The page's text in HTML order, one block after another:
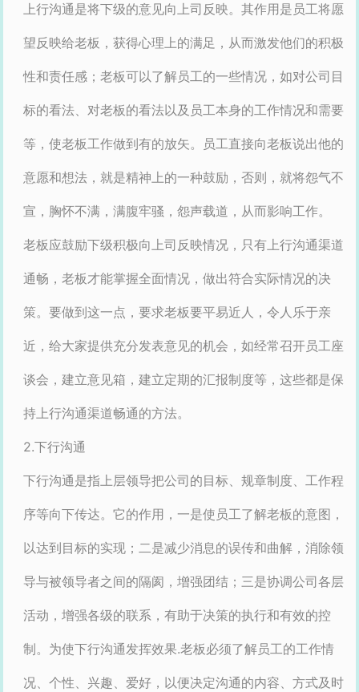
上行沟通是将下级的意见向上司反映。其作用是员工将愿
望反映给老板，获得心理上的满足，从而激发他们的积极
性和责任感；老板可以了解员工的一些情况，如对公司目
标的看法、对老板的看法以及员工本身的工作情况和需要
等，使老板工作做到有的放矢。员工直接向老板说出他的
意愿和想法，就是精神上的一种鼓励，否则，就将怨气不
宣，胸怀不满，满腹牢骚，怨声载道，从而影响工作。
老板应鼓励下级积极向上司反映情况，只有上行沟通渠道
通畅，老板才能掌握全面情况，做出符合实际情况的决
策。要做到这一点，要求老板要平易近人，令人乐于亲
近，给大家提供充分发表意见的机会，如经常召开员工座
谈会，建立意见箱，建立定期的汇报制度等，这些都是保
持上行沟通渠道畅通的方法。
2.下行沟通
下行沟通是指上层领导把公司的目标、规章制度、工作程
序等向下传达。它的作用，一是使员工了解老板的意图，
以达到目标的实现；二是减少消息的误传和曲解，消除领
导与被领导者之间的隔阂，增强团结；三是协调公司各层
活动，增强各级的联系，有助于决策的执行和有效的控
制。为使下行沟通发挥效果.老板必须了解员工的工作情
况、个性、兴趣、爱好，以便决定沟通的内容、方式及时